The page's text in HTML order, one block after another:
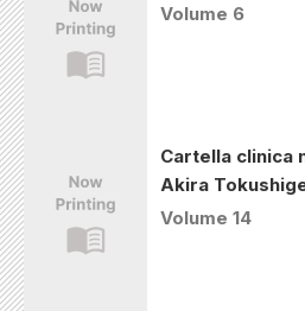
Volume 6
Cartella clinica
Akira
Volume 14